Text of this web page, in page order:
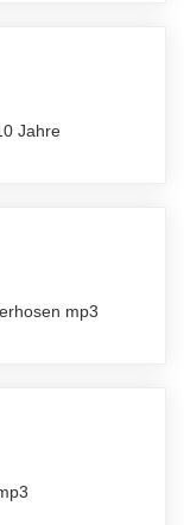
Jahre
mp3